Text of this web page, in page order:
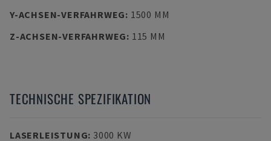
Y-ACHSEN-VERFAHRWEG: 1500 MM
Z-ACHSEN-VERFAHRWEG: 115 MM
TECHNISCHE SPEZIFIKATION
LASERLEISTUNG: 3000 KW